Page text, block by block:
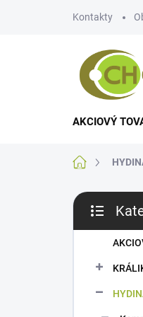
Kontakty
AKCIOVÝ
Domov
B
č
kategórie